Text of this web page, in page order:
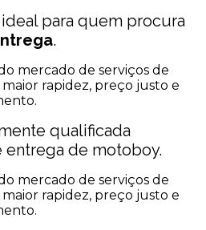
para quem procura
.
mercado de serviços de
rapidez, preço justo e
qualificada
entrega de motoboy.
mercado de serviços de
rapidez, preço justo e